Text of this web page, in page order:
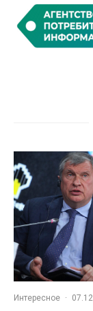
Интересное ·